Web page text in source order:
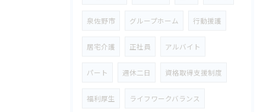
泉佐野市 グループホーム 行動援護
​居宅介護 正社員 アルバイト
パート 週休二日 資格取得支援制度
福利厚生 ライフワークバランス